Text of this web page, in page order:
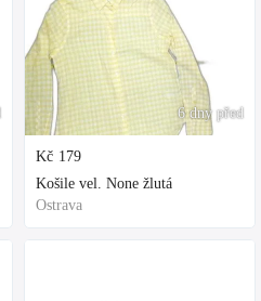
6 dny před
Kč 179
Košile vel. None žlutá
Ostrava